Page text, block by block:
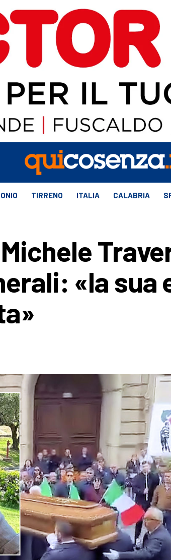
TIRRENO ITALIA CALABRIA
«la sua